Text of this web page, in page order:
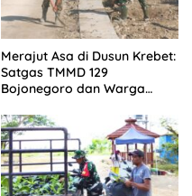
Merajut Asa di Dusun Krebet:
Satgas TMMD 129
Bojonegoro dan Warga